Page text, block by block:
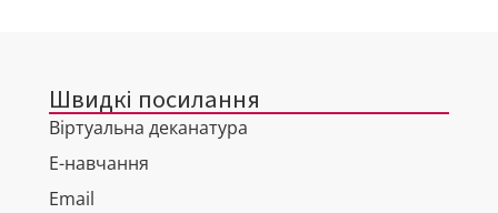
Швидкі посилання
Віртуальна деканатура
Е-навчання
Email